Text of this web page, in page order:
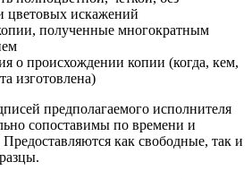
цветовых искажений
полученные многократным
о происхождении копии (когда, кем,
изготовлена)
предполагаемого исполнителя
сопоставимы по времени и
как свободные, так и